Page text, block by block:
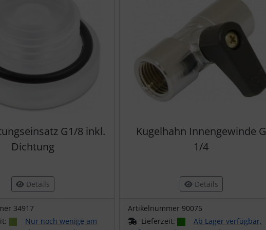
G1/8 inkl.
Dichtung
Details
34917
Nur noch wenige am
Kugelhahn Innengewinde G
1/4
Details
Artikelnummer 90075
Lieferzeit:
Ab Lager verfügbar,